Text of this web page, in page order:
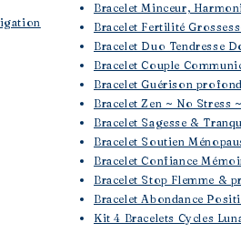
Bracelet Minceur,
Bracelet Fertilité
Bracelet Duo Tendresse
Bracelet Couple
Bracelet Guérison
Bracelet Zen ~ No Stress
Bracelet Sagesse &
Bracelet Soutien
Bracelet Confiance
Bracelet Stop Flemme &
Bracelet Abondance
Kit 4 Bracelets Cycles